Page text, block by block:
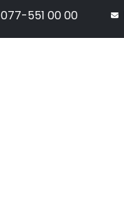
077-551 00 00